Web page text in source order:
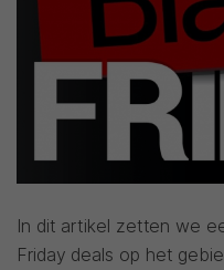
In dit artikel zetten we
Friday deals op het